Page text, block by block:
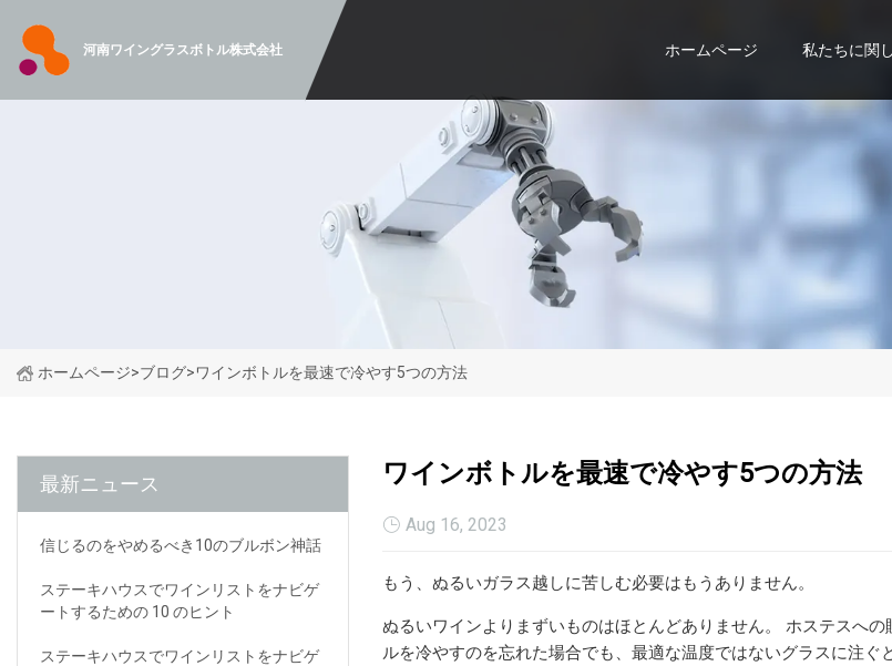
河南ワイングラスボトル株式会社 ホームページ 私たちに関
ホームページ>ブログ>ワインボトルを最速で冷やす5つの方法
最新ニュース
信じるのをやめるべき10のブルボン神話
ステーキハウスでワインリストをナビゲ
ートするための 10 のヒント
ステーキハウスでワインリストをナビゲ
ワインボトルを最速で冷やす5つの方法
Aug 16, 2023
もう、ぬるいガラス越しに苦しむ必要はもうありません。
ぬるいワインよりまずいものはほとんどありません。 ホステスへ
ルを冷やすのを忘れた場合でも、最適な温度ではないグラスに注ぐ